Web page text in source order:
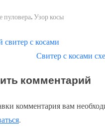
пуловера,Узор косы
с косами
С
е
у
Свитер с косами
комментарий
комментария вам
.